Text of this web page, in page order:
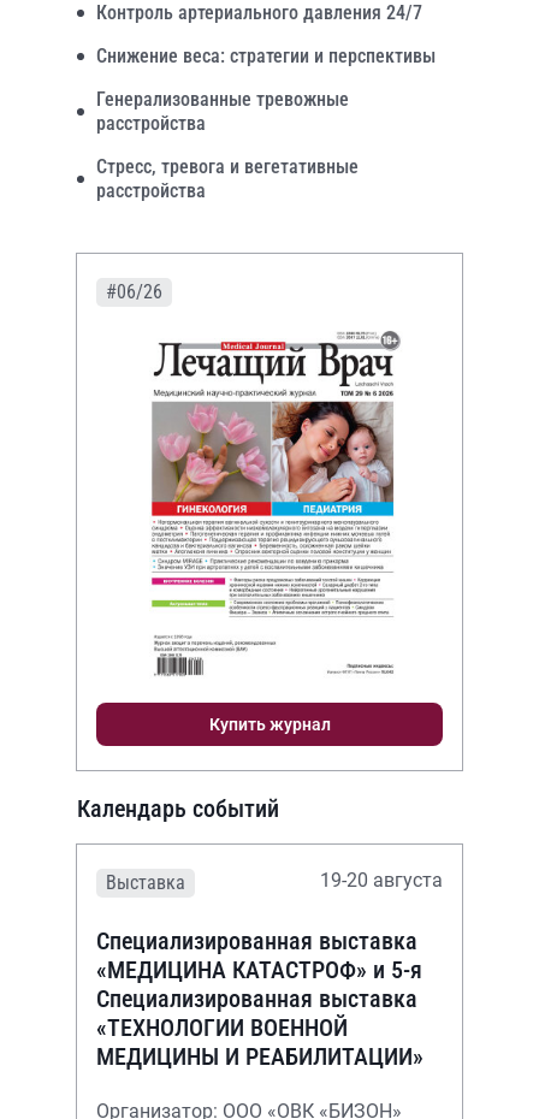
Контроль артериального давления 24/7
Снижение веса: стратегии и перспективы
Генерализованные тревожные
расстройства
Стресс, тревога и вегетативные
расстройства
#06/26
Купить журнал
Календарь событий
Выставка 19-20 августа
Специализированная выставка
«МЕДИЦИНА КАТАСТРОФ» и 5-я
Специализированная выставка
«ТЕХНОЛОГИИ ВОЕННОЙ
МЕДИЦИНЫ И РЕАБИЛИТАЦИИ»
Организатор: ООО «ОВК «БИЗОН»